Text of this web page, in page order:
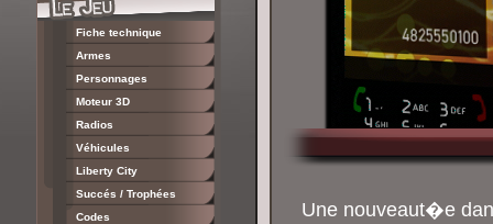
Fiche technique
Armes
Personnages
Moteur 3D
Radios
Véhicules
Liberty City
Succés / Trophées
Codes
Une nouveaut�e